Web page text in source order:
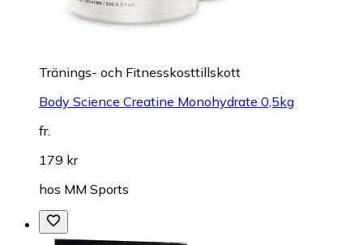
Tränings- och Fitnesskosttillskott
Body Science Creatine Monohydrate 0,5kg
fr.
179 kr
hos MM Sports